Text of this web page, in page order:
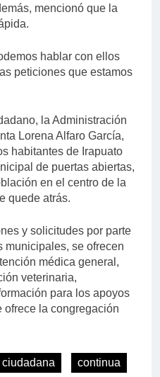
mencionó que la
hablar con ellos
peticiones que estamos
la Administración
Lorena Alfaro García,
habitantes de Irapuato
de puertas abiertas,
en el centro de la
quede atrás.
y solicitudes por parte
municipales, se ofrecen
médica general,
veterinaria,
para los apoyos
la congregación
ciudadana continua